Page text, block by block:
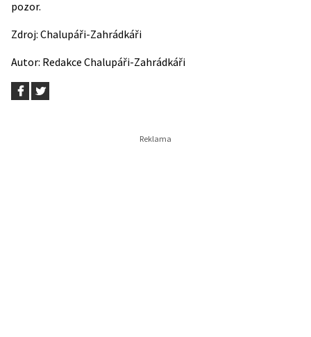
pozor.
Zdroj: Chalupáři-Zahrádkáři
Autor: Redakce Chalupáři-Zahrádkáři